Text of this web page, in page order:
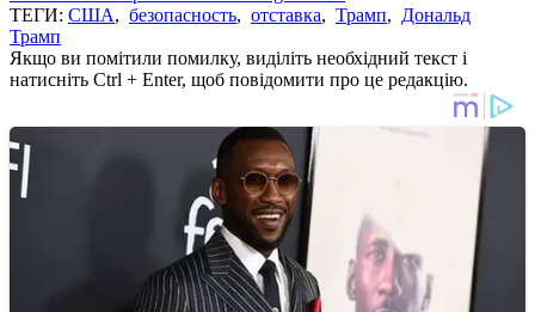
ТЕГИ: США, безопасность, отставка, Трамп, Дональд
Трамп
Якщо ви помітили помилку, виділіть необхідний текст і
натисніть Ctrl + Enter, щоб повідомити про це редакцію.